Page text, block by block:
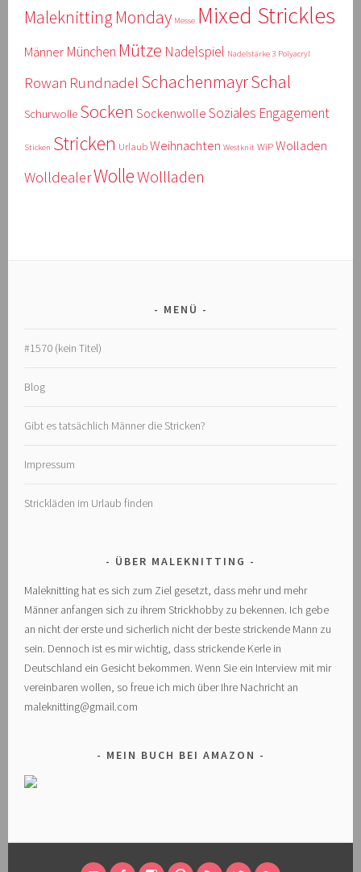
Maleknitting Monday Messe Mixed Strickles
Männer München Mütze Nadelspiel Nadelstärke 3 Polyacryl
Rowan Rundnadel SchachenmayrSchal
Schurwolle Socken Sockenwolle Soziales Engagement
Sticken Stricken UrlaubWeihnachten Westknit WiPWolladen
WolldealerWolleWollladen
MENÜ
#1570 (kein Titel)
Blog
Gibt es tatsächlich Männer die Stricken?
Impressum
Strickläden im Urlaub finden
ÜBER MALEKNITTING
Maleknitting hat es sich zum Ziel gesetzt, dass mehr und mehr
Männer anfangen sich zu ihrem Strickhobby zu bekennen. Ich gebe
an nicht der erste und sicherlich nicht der beste strickende Mann zu
sein. Dennoch ist es mir wichtig, dass strickende Kerle in
Deutschland ein Gesicht bekommen. Wenn Sie ein Interview mit mir
vereinbaren wollen, so freue ich mich über Ihre Nachricht an
maleknitting@gmail.com
MEIN BUCH BEI AMAZON